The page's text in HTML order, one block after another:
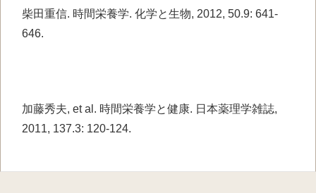
柴田重信. 時間栄養学. 化学と生物, 2012, 50.9: 641-
646.
加藤秀夫, et al. 時間栄養学と健康. 日本薬理学雑誌,
2011, 137.3: 120-124.